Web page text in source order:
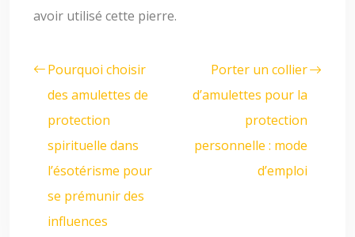
avoir utilisé cette pierre.
Pourquoi choisir
des amulettes de
protection
spirituelle dans
l’ésotérisme pour
se prémunir des
influences
Porter un collier
d’amulettes pour la
protection
personnelle : mode
d’emploi